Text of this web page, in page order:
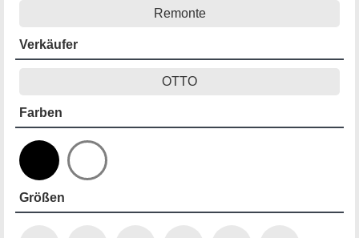
Remonte
Verkäufer
OTTO
Farben
Größen